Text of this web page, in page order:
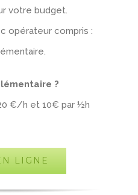
votre budget.
opérateur compris :
?
€/h et 10€ par ½h
LIGNE